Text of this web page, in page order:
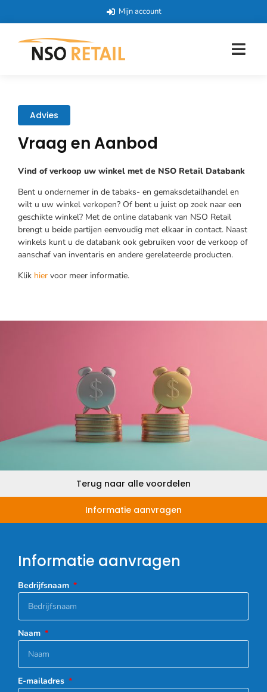
Mijn account
Advies
Vraag en Aanbod
Vind of verkoop uw winkel met de NSO Retail Databank
Bent u ondernemer in de tabaks- en gemaksdetailhandel en
wilt u uw winkel verkopen? Of bent u juist op zoek naar een
geschikte winkel? Met de online databank van NSO Retail
brengt u beide partijen eenvoudig met elkaar in contact. Naast
winkels kunt u de databank ook gebruiken voor de verkoop of
aanschaf van inventaris en andere gerelateerde producten.
Klik hier voor meer informatie.
Terug naar alle voordelen
Informatie aanvragen
Informatie aanvragen
Bedrijfsnaam
Naam
E-mailadres